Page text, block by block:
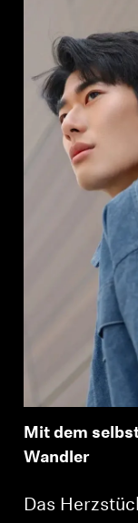
Mit dem
Wandler
Das